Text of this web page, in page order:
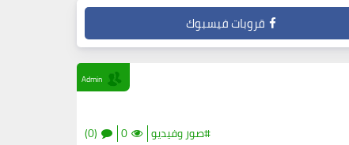
قروبات فيسبوك
#صور وفيديو 0
(0)
Admin